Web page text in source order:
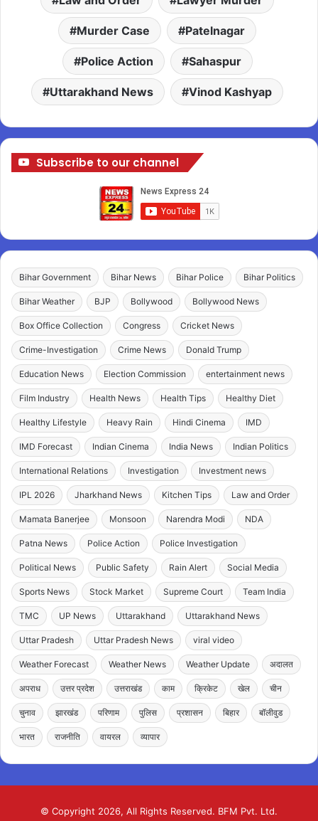
Murder Case Patelnagar
Police Action Sahaspur
Uttarakhand News Vinod Kashyap
Subscribe to our channel
Bihar Government Bihar News Bihar Police Bihar Politics
Bihar Weather BJP Bollywood Bollywood News
Box Office Collection Congress Cricket News
Crime-Investigation Crime News Donald Trump
Education News Election Commission entertainment news
Film Industry Health News Health Tips Healthy Diet
Healthy Lifestyle Heavy Rain Hindi Cinema IMD
IMD Forecast Indian Cinema India News Indian Politics
International Relations Investigation Investment news
IPL 2026 Jharkhand News Kitchen Tips Law and Order
Mamata Banerjee Monsoon Narendra Modi NDA
Patna News Police Action Police Investigation
Political News Public Safety Rain Alert Social Media
Sports News Stock Market Supreme Court Team India
TMC UP News Uttarakhand Uttarakhand News
Uttar Pradesh Uttar Pradesh News viral video
Weather Forecast Weather News Weather Update अदालत
अपराध उत्तर प्रदेश उत्तराखंड काम क्रिकेट खेल चीन
चुनाव झारखंड परिणाम पुलिस प्रशासन बिहार बॉलीवुड
भारत राजनीति वायरल व्यापार
© Copyright 2026, All Rights Reserved. BFM Pvt. Ltd.